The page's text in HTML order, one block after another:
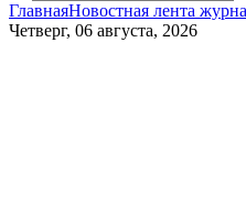
ГлавнаяНовостная лента
Четверг, 06 августа, 2026